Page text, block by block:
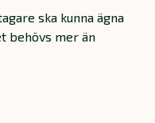
ska kunna ägna
behövs mer än